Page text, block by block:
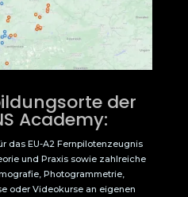
der
Academy:
das EU-A2 Fernpilotenzeugnis
und Praxis sowie zahlreiche
Photogrammetrie,
oder Videokurse an eigenen